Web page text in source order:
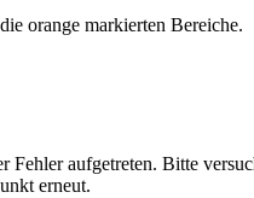
orange markierten Bereiche.
Fehler aufgetreten. Bitte
erneut.